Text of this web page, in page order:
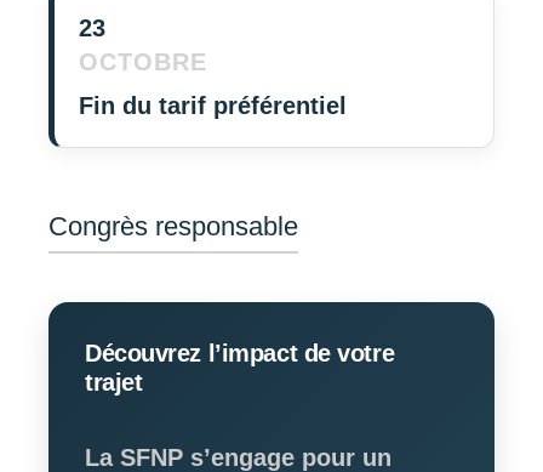
23
OCTOBRE
Fin du tarif préférentiel
Congrès responsable
Découvrez l’impact de votre
trajet
La SFNP s’engage pour un